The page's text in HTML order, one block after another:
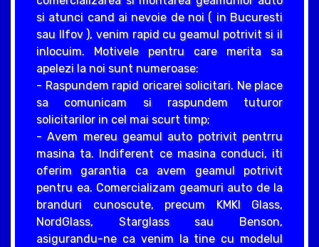
si atunci cand ai nevoie de noi ( in Bucuresti
sau Ilfov ), venim rapid cu geamul potrivit si il
inlocuim. Motivele pentru care merita sa
apelezi la noi sunt numeroase:
- Raspundem rapid oricarei solicitari. Ne place
sa comunicam si raspundem tuturor
solicitarilor in cel mai scurt timp;
- Avem mereu geamul auto potrivit pentrru
masina ta. Indiferent ce masina conduci, iti
oferim garantia ca avem geamul potrivit
pentru ea. Comercializam geamuri auto de la
branduri cunoscute, precum KMKI Glass,
NordGlass, Starglass sau Benson,
asigurandu-ne ca venim la tine cu modelul